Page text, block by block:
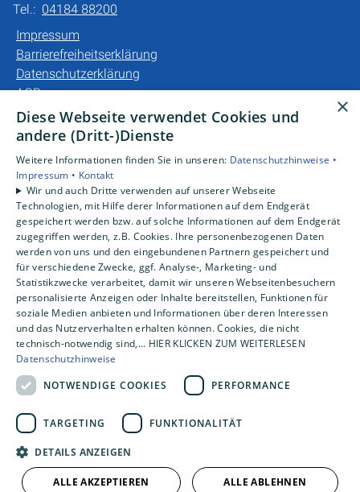
Tel.: 04184 88200
Impressum
Barrierefreiheitserklärung
Datenschutzerklärung
AGB
Unsere Bereiche
Gewerbekunden
Karriere
Unternehmen
Kontakt
×
Diese Webseite verwendet Cookies und
andere (Dritt-)Dienste
Weitere Informationen finden Sie in unseren: Datenschutzhinweise •
Impressum • Kontakt
Wir und auch Dritte verwenden auf unserer Webseite
Technologien, mit Hilfe derer Informationen auf dem Endgerät
gespeichert werden bzw. auf solche Informationen auf dem Endgerät
zugegriffen werden, z.B. Cookies. Ihre personenbezogenen Daten
werden von uns und den eingebundenen Partnern gespeichert und
für verschiedene Zwecke, ggf. Analyse-, Marketing- und
Statistikzwecke verarbeitet, damit wir unseren Webseitenbesuchern
personalisierte Anzeigen oder Inhalte bereitstellen, Funktionen für
soziale Medien anbieten und Informationen über deren Interessen
und das Nutzerverhalten erhalten können. Cookies, die nicht
technisch-notwendig sind,... HIER KLICKEN ZUM WEITERLESEN
Datenschutzhinweise
NOTWENDIGE COOKIES
PERFORMANCE
TARGETING FUNKTIONALITÄT
DETAILS ANZEIGEN
ALLE AKZEPTIEREN ALLE ABLEHNEN